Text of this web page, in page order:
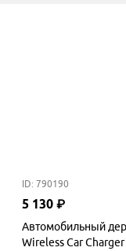
ID: 790190
5 130 ₽
Автомобильный
Wireless Car